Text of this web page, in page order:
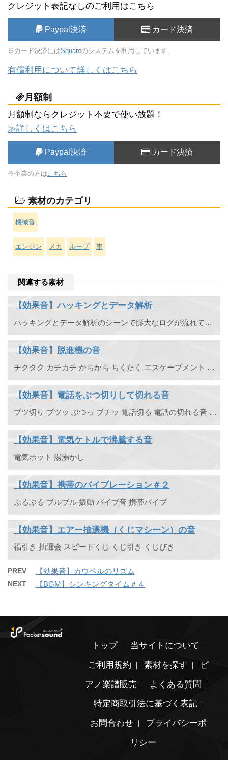
クレジット表記なしのご利用はこちら
Paypal決済 カード決済
※カード決済にはSquareのシステムを利用しています。
有償利用について詳しくはこちら
月額制
月額制ならクレジット不要で使い放題！
≫詳しくはこちら
Paypal決済 カード決済
※企業の方は こちら
素材のカテゴリ
機械音
エンジン メカ ループ 車
関連する素材
【効果音】ハッキングとデータ解析
ハッキングとデータ解析のシーンで膨大なログが流れていく背景の効果音素材です。
【効果音】脱進機の音
チクタク カチカチ かちかち ちくたく エスケープメント カチッ かちっ
【効果音】電話をぶつ切りして切れる音
ブツ切り ブツッ ぶつっ ブチッ 電話切る 電話の切れる音 電話が切れる音 通話 途絶える
【効果音】電気ケトルで沸騰する音
電気ポット 湯沸かし
【効果音】携帯のバイブレーション＃２
ぶるぶる ブルブル 振動 バイブ音 携帯バイブ
【効果音】エアー抽選機（くじマシーン）の音
福引き 抽選会 スピードくじ くじ引き くじびき
PREV 【効果音】カウベルのリズム
NEXT 【BGM】シンキングタイム＃４
トップ
当サイトについて
ご利用規約
素材を探す
ピ
アノ楽譜販売
よくある質問
特定商取引法に基づく表記
お問合わせ
プライバシーポ
リシー